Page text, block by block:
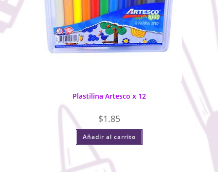
Plastilina Artesco x 12
$1.85
Añadir al carrito